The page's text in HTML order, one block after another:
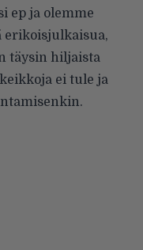
ep ja olemme
erikoisjulkaisua,
täysin hiljaista
ei tule ja